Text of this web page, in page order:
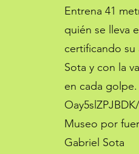
Entrena 41
quién se lleva
certificando
Sota y con la
en cada golpe.
Museo por
Gabriel Sota